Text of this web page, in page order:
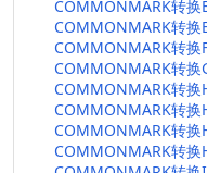
COMMONMARK转换
COMMONMARK转换
COMMONMARK转换
COMMONMARK转换
COMMONMARK转换
COMMONMARK转换
COMMONMARK转换
COMMONMARK转换